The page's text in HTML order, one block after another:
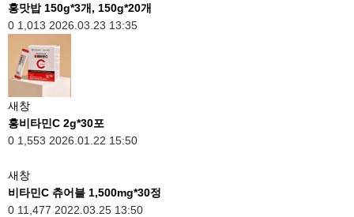
홍맛밥 150g*3개, 150g*20개
0 1,013 2026.03.23 13:35
새창
홍비타민C 2g*30포
0 1,553 2026.01.22 15:50
새창
비타민C 츄어블 1,500mg*30정
0 11,477 2022.03.25 13:50